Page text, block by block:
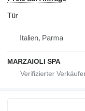
Tür
Italien, Parma
MARZAIOLI SPA